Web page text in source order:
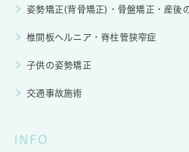
姿勢矯正(背骨矯正)・骨盤矯正・産後
椎間板ヘルニア・脊柱管狭窄症
子供の姿勢矯正
交通事故施術
INFO